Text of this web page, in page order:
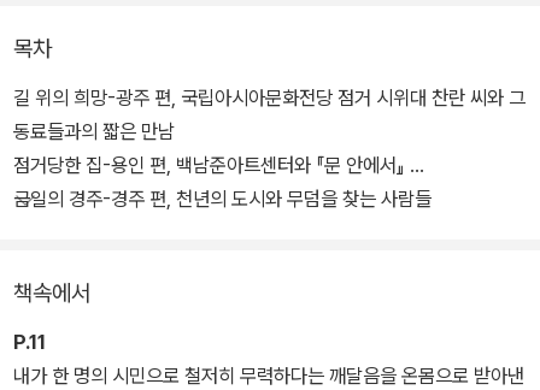
“그다지 멀지 않은 미래에 창의적이고 의욕적인 젊은 예술인들이 이
소설과 컬래버 전시를 해보고 싶다고 제안해오지 않을까” 하는 구병
모 소설가의 기대처럼 이 작품은 “동시대 예술에 대한 소설이며, 나아
가 예술의 동시대에 대한 소설이기도 하”다. 국립아시아문화전당과
기묘하고 재밌는 감각을 선사할 것이다.
목차
길 위의 희망-광주 편, 국립아시아문화전당 점거 시위대 찬란 씨와 그
동료들과의 짧은 만남
점거당한 집-용인 편, 백남준아트센터와 『문 안에서』
금일의 경주-경주 편, 천년의 도시와 무덤을 찾는 사람들
책속에서
P.11
내가 한 명의 시민으로 철저히 무력하다는 깨달음을 온몸으로 받아낸